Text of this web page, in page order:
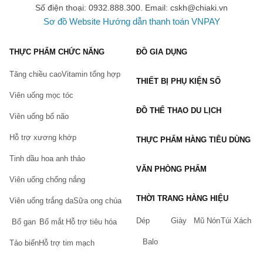
Hiệu quả sử dụng tùy thuộc cơ địa từng người.
Số điện thoại: 0932.888.300. Email: cskh@chiaki.vn
Sơ đồ Website Hướng dẫn thanh toán VNPAY
THỰC PHẨM CHỨC NĂNG
Tăng chiều caoVitamin tổng hợp
Viên uống mọc tóc
Viên uống bổ não
Hỗ trợ xương khớp
Tinh dầu hoa anh thảo
Viên uống chống nắng
Viên uống trắng daSữa ong chúa
Bổ gan Bổ mắt Hỗ trợ tiêu hóa
Tảo biểnHỗ trợ tim mạch
ĐỒ GIA DỤNG
THIẾT BỊ PHỤ KIỆN SỐ
ĐỒ THỂ THAO DU LỊCH
THỰC PHẨM HÀNG TIÊU DÙNG
VĂN PHÒNG PHẨM
THỜI TRANG HÀNG HIỆU
Dép Giày Mũ NónTúi Xách
Balo